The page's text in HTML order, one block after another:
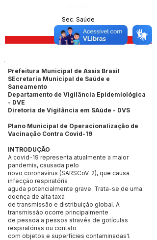
Sec. Saúde
Visualizar
Prefeitura Municipal de Assis Brasil
SEcretaria Municipal de Saúde e
Saneamento
Departamento de Vigilância Epidemiológica
- DVE
Diretoria de Vigilância em SAúde - DVS
Plano Municipal de Operacionalização de
Vacinação Contra Covid-19
INTRODUÇÃO
A covid-19 representa atualmente a maior
pandemia, causada pelo
novo coronavírus (SARSCoV-2), que causa
infecção respiratória
aguda potencialmente grave. Trata-se de uma
doença de alta taxa
de transmissão e distribuição global. A
transmissão ocorre principalmente
de pessoa a pessoa através de gotículas
respiratórias ou contato
com objetos e superfícies contaminadas1.